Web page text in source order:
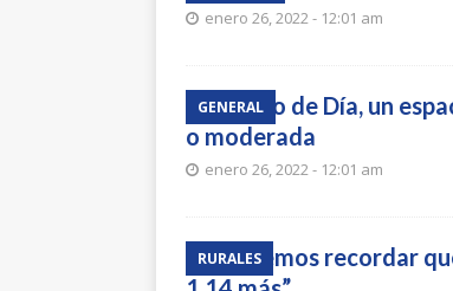
enero 26, 2022 - 12:01 am
GENERAL
Centro de Día, un
o moderada
enero 26, 2022 - 12:01 am
RURALES
“Debemos recordar